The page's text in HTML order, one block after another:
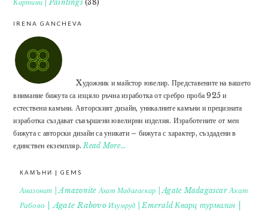
Картини | Paintings(38)
IRENA GANCHEVA
Xудожник и майстор ювелир. Представените на вашето
внимание бижута са изцяло ръчна изработка от сребро проба 925 и
естествени камъни. Авторският дизайн, уникалните камъни и прецизната
изработка създават съвършени ювелирни изделия. Изработените от мен
бижута с авторски дизайн са уникати – бижута с характер, създадени в
единствен екземпляр.Read More…
КАМЪНИ | GEMS
Амазонит | Amazonite Ахат Мадагаскар | Agate Madagascar Ахат
Рабово | Agate Rabovo Изумруд | Emerald Кварц турмалин |